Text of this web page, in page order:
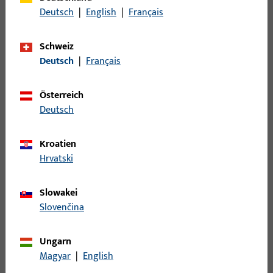
Mindestbestelleinheit
Anmeldung
Preisinformation zu erhalten oder Artikel zu bestellen
Produktbeschreibung
Deutsch | English | Français
Schweiz
Deutsch | Français
Österreich
Deutsch
Kroatien
Hrvatski
Slowakei
Slovenčina
Ungarn
Magyar | English